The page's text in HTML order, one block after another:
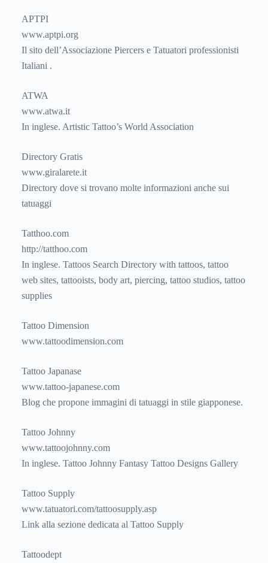
APTPI
www.aptpi.org
Il sito dell’Associazione Piercers e Tatuatori professionisti
Italiani .
ATWA
www.atwa.it
In inglese. Artistic Tattoo’s World Association
Directory Gratis
www.giralarete.it
Directory dove si trovano molte informazioni anche sui
tatuaggi
Tatthoo.com
http://tatthoo.com
In inglese. Tattoos Search Directory with tattoos, tattoo
web sites, tattooists, body art, piercing, tattoo studios, tattoo
supplies
Tattoo Dimension
www.tattoodimension.com
Tattoo Japanase
www.tattoo-japanese.com
Blog che propone immagini di tatuaggi in stile giapponese.
Tattoo Johnny
www.tattoojohnny.com
In inglese. Tattoo Johnny Fantasy Tattoo Designs Gallery
Tattoo Supply
www.tatuatori.com/tattoosupply.asp
Link alla sezione dedicata al Tattoo Supply
Tattoodept